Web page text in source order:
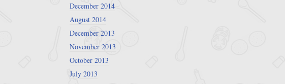
December 2014
August 2014
December 2013
November 2013
October 2013
July 2013